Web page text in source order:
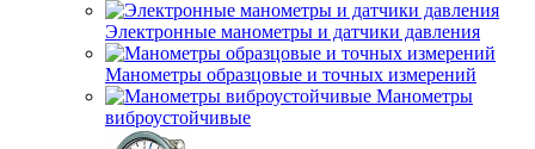
Электронные манометры и датчики давления
Манометры образцовые и точных измерений
Манометры
виброустойчивые